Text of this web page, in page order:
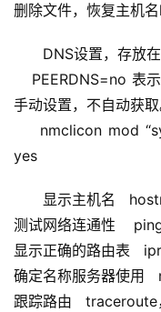
删除文件，恢复主机
DNS设置，存放
PEERDNS=no 表
手动设置，不自动获取
nmclicon mod
yes
显示主机名
测试网络连通性
显示正确的路由表
确定名称服务器使用
跟踪路由